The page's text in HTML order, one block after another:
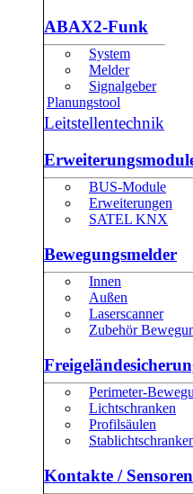
ABAX2-Funk
System
Melder
Signalgeber
Planungstool
Leitstellentechnik
BUS-Module
Erweiterungen
SATEL KNX
Bewegungsmelder
Innen
Außen
Laserscanner
Zubehör
Perimeter-
Lichtschranken
Profilsäulen
Kontakte / Sensoren